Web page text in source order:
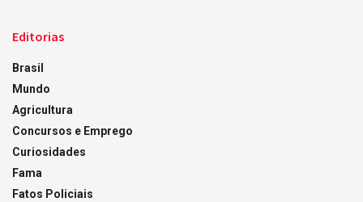
Editorias
Brasil
Mundo
Agricultura
Concursos e Emprego
Curiosidades
Fama
Fatos Policiais